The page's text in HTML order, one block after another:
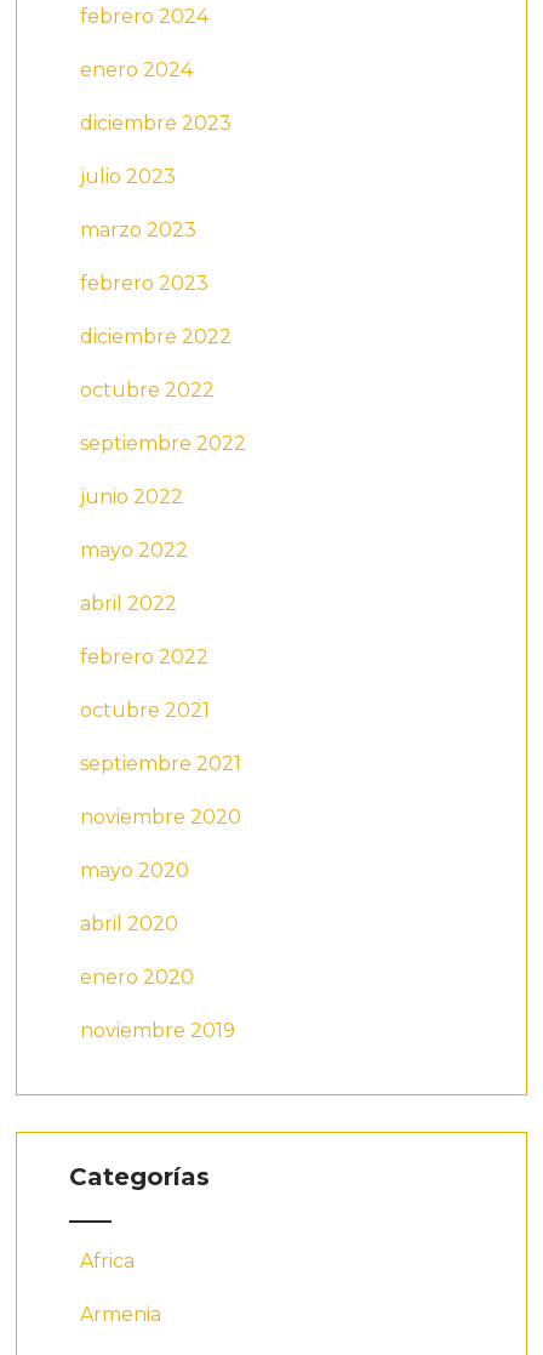
febrero 2024
enero 2024
diciembre 2023
julio 2023
marzo 2023
febrero 2023
diciembre 2022
octubre 2022
septiembre 2022
junio 2022
mayo 2022
abril 2022
febrero 2022
octubre 2021
septiembre 2021
noviembre 2020
mayo 2020
abril 2020
enero 2020
noviembre 2019
Categorías
Africa
Armenia